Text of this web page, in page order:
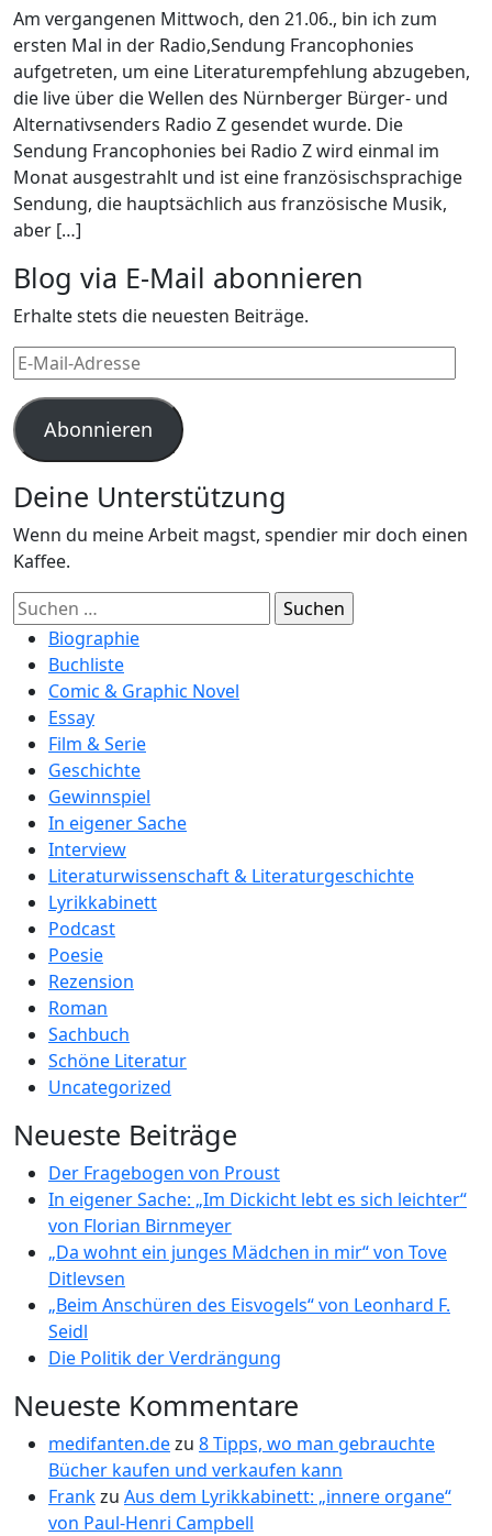
Am vergangenen Mittwoch, den 21.06., bin ich zum
ersten Mal in der Radio,Sendung Francophonies
aufgetreten, um eine Literaturempfehlung abzugeben,
die live über die Wellen des Nürnberger Bürger- und
Alternativsenders Radio Z gesendet wurde. Die
Sendung Francophonies bei Radio Z wird einmal im
Monat ausgestrahlt und ist eine französischsprachige
Sendung, die hauptsächlich aus französische Musik,
aber […]
Blog via E-Mail abonnieren
Erhalte stets die neuesten Beiträge.
E-
Mail-
Adresse
Abonnieren
Deine Unterstützung
Wenn du meine Arbeit magst, spendier mir doch einen
Kaffee.
Suchen
nach:Biographie
Buchliste
Comic & Graphic Novel
Essay
Film & Serie
Geschichte
Gewinnspiel
In eigener Sache
Interview
Literaturwissenschaft & Literaturgeschichte
Lyrikkabinett
Podcast
Poesie
Rezension
Roman
Sachbuch
Schöne Literatur
Uncategorized
Neueste Beiträge
Der Fragebogen von Proust
In eigener Sache: „Im Dickicht lebt es sich leichter“
von Florian Birnmeyer
„Da wohnt ein junges Mädchen in mir“ von Tove
Ditlevsen
„Beim Anschüren des Eisvogels“ von Leonhard F.
Seidl
Die Politik der Verdrängung
Neueste Kommentare
medifanten.dezu 8 Tipps, wo man gebrauchte
Bücher kaufen und verkaufen kann
Frankzu Aus dem Lyrikkabinett: „innere organe“
von Paul-Henri Campbell